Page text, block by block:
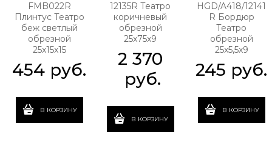
FMB022R
Плинтус Театро
беж светлый
обрезной
25x15x15
454 руб.
В КОРЗИНУ
12135R Театро
коричневый
обрезной
25x75x9
2 370
руб.
В КОРЗИНУ
HGD/A418/12141
R Бордюр
Театро
обрезной
25x5,5x9
245 руб.
В КОРЗИНУ